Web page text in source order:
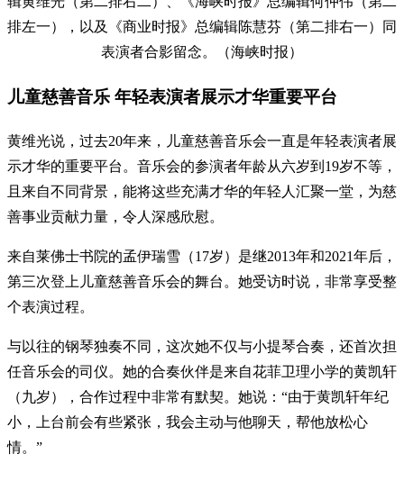
排左一），以及《商业时报》总编辑陈慧芬（第二排右一）同
表演者合影留念。（海峡时报）
儿童慈善音乐 年轻表演者展示才华重要平台
黄维光说，过去20年来，儿童慈善音乐会一直是年轻表演者展
示才华的重要平台。音乐会的参演者年龄从六岁到19岁不等，
且来自不同背景，能将这些充满才华的年轻人汇聚一堂，为慈
善事业贡献力量，令人深感欣慰。
来自莱佛士书院的孟伊瑞雪（17岁）是继2013年和2021年后，
第三次登上儿童慈善音乐会的舞台。她受访时说，非常享受整
个表演过程。
与以往的钢琴独奏不同，这次她不仅与小提琴合奏，还首次担
任音乐会的司仪。她的合奏伙伴是来自花菲卫理小学的黄凯轩
（九岁），合作过程中非常有默契。她说：“由于黄凯轩年纪
小，上台前会有些紧张，我会主动与他聊天，帮他放松心
情。”